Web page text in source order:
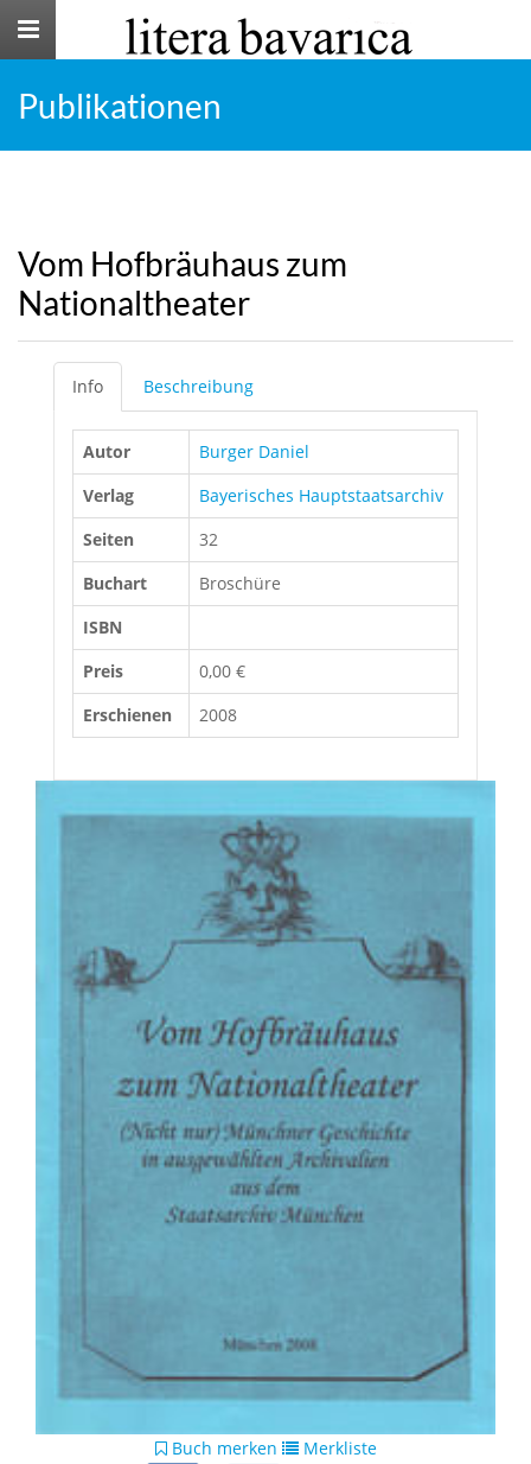
Toggle
Publikationen
Vom Hofbräuhaus zum
Nationaltheater
Info Beschreibung
Autor
Burger Daniel
Verlag
Bayerisches Hauptstaatsarchiv
Seiten
32
Buchart
Broschüre
ISBN
Preis
0,00 €
Erschienen
2008
Buch merken Merkliste